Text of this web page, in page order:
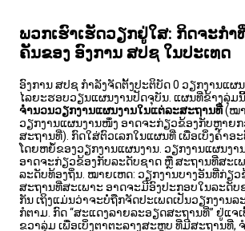
ພວກ​ເຮົາ​ເຮັດ​ວຽກ​ຢູ່​ໃສ​: ກິດ​ຈະ​ກຳ​
ຄັນ​ຂອງ ອົງ​ການ ສ​ປ​ຊ ໃນ​ປະ​ເທດ
ອົງການ ສປຊ ກຳລັງຈັດຕັ້ງປະຕິບັດ 0 ວຽກງານແຜ
ໄລຍະຮອບວຽນແຜນງານປັດຈຸບັນ. ແຜນທີ່ຂ້າງລຸ່ມ
ຈຳນວນວຽກງານແຜນງານໃນແຕ່ລະສະຖານທີ່(ໝາ
ວຽກງານແຜນງານໜຶ່ງ ອາດຈະກ່ຽວຂ້ອງກັບຫຼາຍ
ສະຖານທີ່). ກົດໃສ່ຕົວເລກໃນແຜນທີ່ ເພື່ອເບິ່ງຄຳອ
ໂດຍຫຍໍ້ຂອງວຽກງານແຜນງານ. ວຽກງານແຜນງາ
ອາດຈະກ່ຽວຂ້ອງກັບລະດັບຊາດ ຫຼື ສະຖານທີ່ສະເ
ລະດັບທ້ອງຖິ່ນ. ໝາຍເຫດ: ວຽກງານບາງອັນທີ່ກ່ຽວ
ສະຖານທີ່ສະເພາະ ອາດຈະມີອົງປະກອບໃນລະດັບ
ກັນ ເຖິງແມ່ນວ່າຈະບໍ່ຖືກຈັດປະເພດເປັນວຽກງານລ
ກໍຕາມ. ກົດ “ສະແດງລາຍລະອຽດສະຖານທີ່” ຢູ່ແຈເ
ຂວາລຸ່ມ ເພື່ອເບິ່ງຕາຕະລາງສະຫຼຸບ ທີ່ມີສະຖານທີ່,